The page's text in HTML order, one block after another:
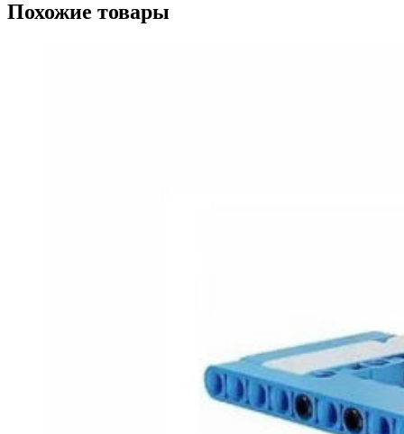
Похожие товары